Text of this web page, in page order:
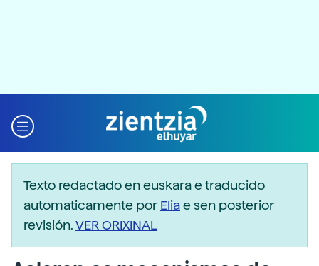
Texto redactado en euskara e traducido
automaticamente porEliae sen posterior
revisión.VER ORIXINAL